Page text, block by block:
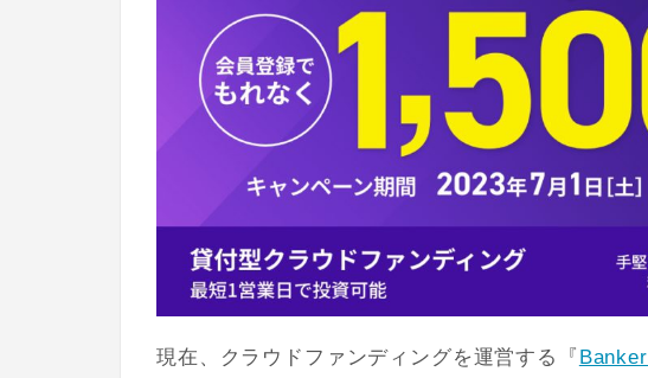
現在、クラウドファンディングを運営する『